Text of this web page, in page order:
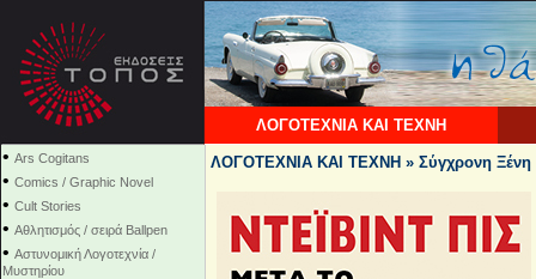
ΛΟΓΟΤΕΧΝΙΑ ΚΑΙ ΤΕΧΝΗ
• Ars Cogitans
• Comics / Graphic Novel
• Cult Stories
• Αθλητισμός / σειρά Ballpen
• Αστυνομική Λογοτεχνία /
Μυστηρίου
ΛΟΓΟΤΕΧΝΙΑ ΚΑΙ ΤΕΧΝΗ » Σύγχρονη Ξένη